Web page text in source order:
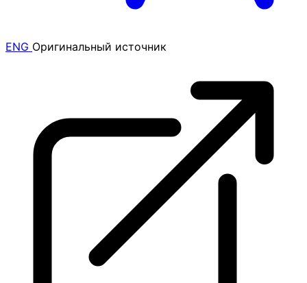
ENG Оригинальный источник